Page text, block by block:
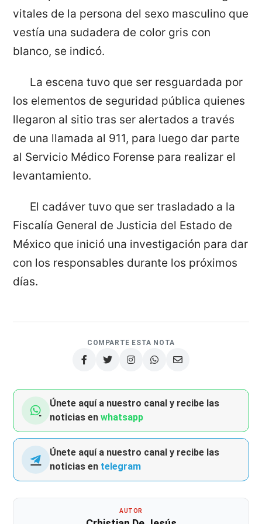
vitales de la persona del sexo masculino que
vestía una sudadera de color gris con
blanco, se indicó.
La escena tuvo que ser resguardada por
los elementos de seguridad pública quienes
llegaron al sitio tras ser alertados a través
de una llamada al 911, para luego dar parte
al Servicio Médico Forense para realizar el
levantamiento.
El cadáver tuvo que ser trasladado a la
Fiscalía General de Justicia del Estado de
México que inició una investigación para dar
con los responsables durante los próximos
días.
COMPARTE ESTA NOTA
Únete aquí a nuestro canal y recibe las
noticias enwhatsapp
Únete aquí a nuestro canal y recibe las
noticias en telegram
AUTOR